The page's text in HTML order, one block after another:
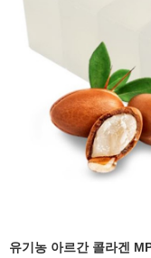
유기농 아르간 콜라겐